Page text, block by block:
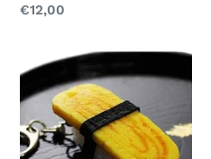
Prix
€12,00
Porte-
clés
Sushi
Omelette